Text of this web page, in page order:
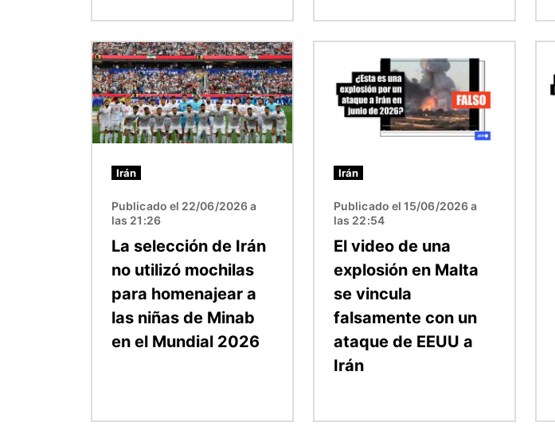
Imagen
Irán
Publicado el 22/06/2026 a
las 21:26
La selección de Irán
no utilizó mochilas
para homenajear a
las niñas de Minab
en el Mundial 2026
Irán
Publicado el 15/06/2026 a
las 22:54
El video de una
explosión en Malta
se vincula
falsamente con un
ataque de EEUU a
Irán